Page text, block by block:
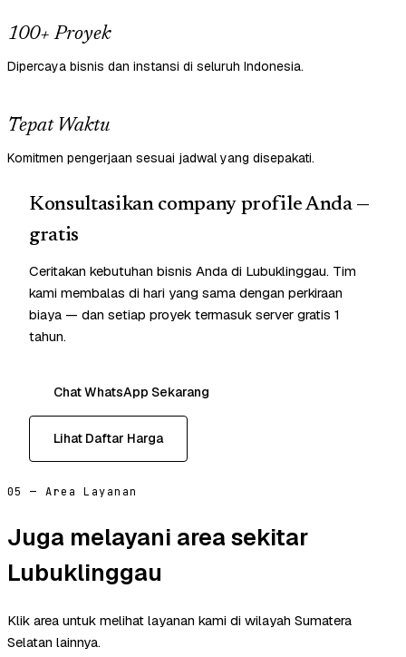
100+ Proyek
Dipercaya bisnis dan instansi di seluruh Indonesia.
Tepat Waktu
Komitmen pengerjaan sesuai jadwal yang disepakati.
Konsultasikan company profile Anda —
gratis
Ceritakan kebutuhan bisnis Anda di Lubuklinggau. Tim
kami membalas di hari yang sama dengan perkiraan
biaya — dan setiap proyek termasuk server gratis 1
tahun.
Chat WhatsApp Sekarang
Lihat Daftar Harga
05 — Area Layanan
Juga melayani area sekitar
Lubuklinggau
Klik area untuk melihat layanan kami di wilayah Sumatera
Selatan lainnya.